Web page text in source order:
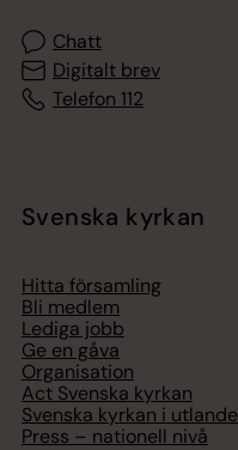
Chatt
Digitalt brev
Telefon 112
Svenska kyrkan
Hitta församling
Bli medlem
Lediga jobb
Ge en gåva
Organisation
Act Svenska kyrkan
Svenska kyrkan i
Press – nationell nivå